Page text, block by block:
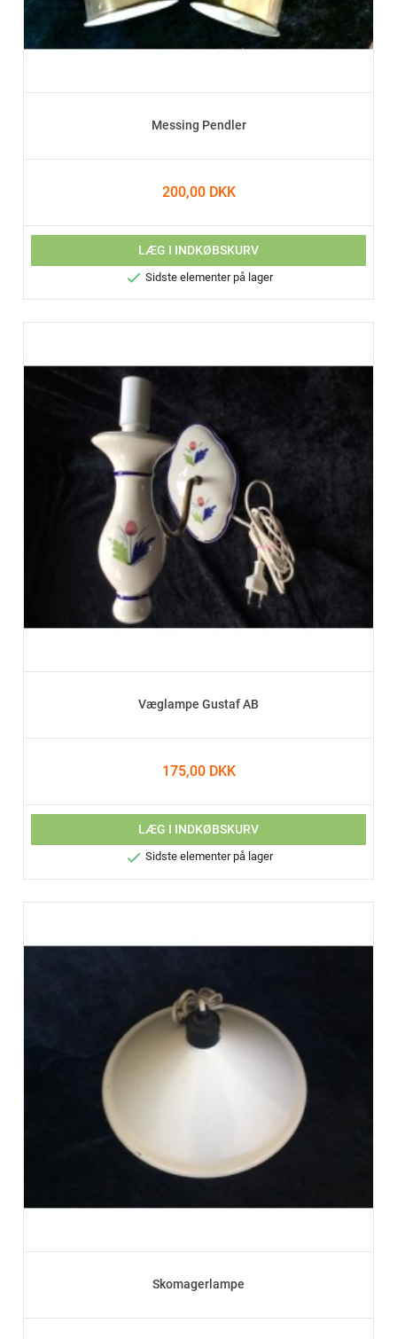
Messing Pendler
200,00 DKK
LÆG I INDKØBSKURV
 Sidste elementer på lager
Væglampe Gustaf AB
175,00 DKK
LÆG I INDKØBSKURV
 Sidste elementer på lager
Skomagerlampe